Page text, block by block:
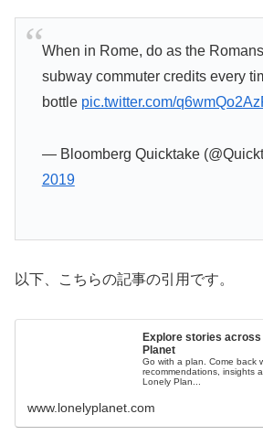
When in Rome, do as the
subway commuter credits every
bottle pic.twitter.com/
— Bloomberg Quicktake
2019
以下、こちらの記事の引用です。
Explore stories
Planet
Go with a plan. Come back
recommendations, insights
Lonely Plan...
www.lonelyplanet.com